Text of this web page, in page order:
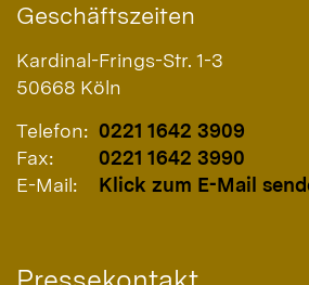
Geschäftszeiten
Kardinal-Frings-Str. 1-3
50668 Köln
Telefon: 0221 1642 3909
Fax:
0221 1642 3990
E-Mail:
Klick zum E-Mail